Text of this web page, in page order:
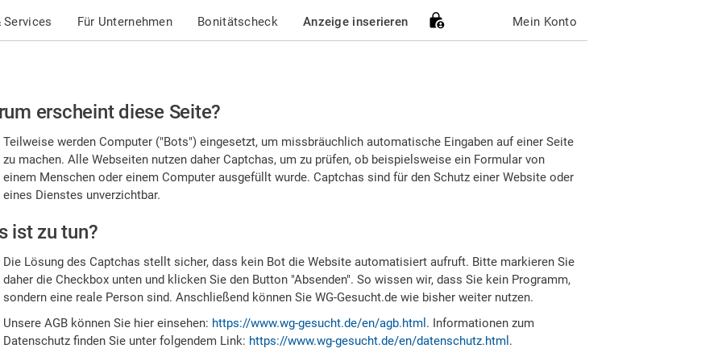
Services Für Unternehmen Bonitätscheck Anzeige inserieren Mein Konto
erscheint diese Seite?
Teilweise werden Computer ("Bots") eingesetzt, um missbräuchlich automatische Eingaben auf einer Seite
zu machen. Alle Webseiten nutzen daher Captchas, um zu prüfen, ob beispielsweise ein Formular von
einem Menschen oder einem Computer ausgefüllt wurde. Captchas sind für den Schutz einer Website oder
eines Dienstes unverzichtbar.
ist zu tun?
Die Lösung des Captchas stellt sicher, dass kein Bot die Website automatisiert aufruft. Bitte markieren Sie
daher die Checkbox unten und klicken Sie den Button "Absenden". So wissen wir, dass Sie kein Programm,
sondern eine reale Person sind. Anschließend können Sie WG-Gesucht.de wie bisher weiter nutzen.
Unsere AGB können Sie hier einsehen: https://www.wg-gesucht.de/en/agb.html . Informationen zum
Datenschutz finden Sie unter folgendem Link: https://www.wg-gesucht.de/en/datenschutz.html .